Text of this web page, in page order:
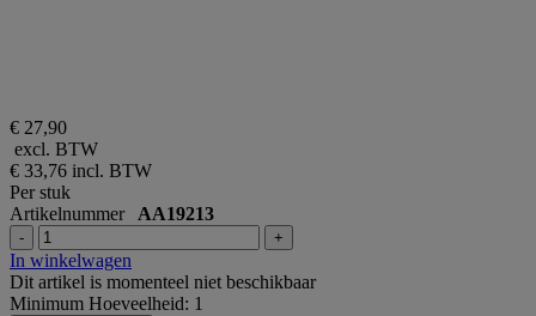
€ 27,90
excl. BTW
€ 33,76 incl. BTW
Per stuk
Artikelnummer AA19213
- +
In winkelwagen
Dit artikel is momenteel niet beschikbaar
Minimum Hoeveelheid: 1